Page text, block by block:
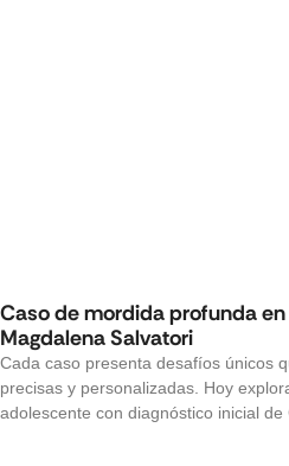
Caso de mordida profunda
Magdalena Salvatori
Cada caso presenta desafíos únicos
precisas y personalizadas. Hoy
adolescente con diagnóstico inicial